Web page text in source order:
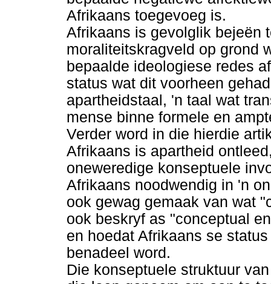
Afrikaans toegevoeg is.
Afrikaans is gevolglik bejeën
moraliteitskragveld op grond
bepaalde ideologiese redes
status wat dit voorheen
apartheidstaal, 'n taal wat
mense binne formele en
Verder word in die hierdie
Afrikaans is apartheid
oneweredige konseptuele
Afrikaans noodwendig in 'n
ook gewag gemaak van wat
ook beskryf as "conceptual
en hoedat Afrikaans se
benadeel word.
Die konseptuele struktuur